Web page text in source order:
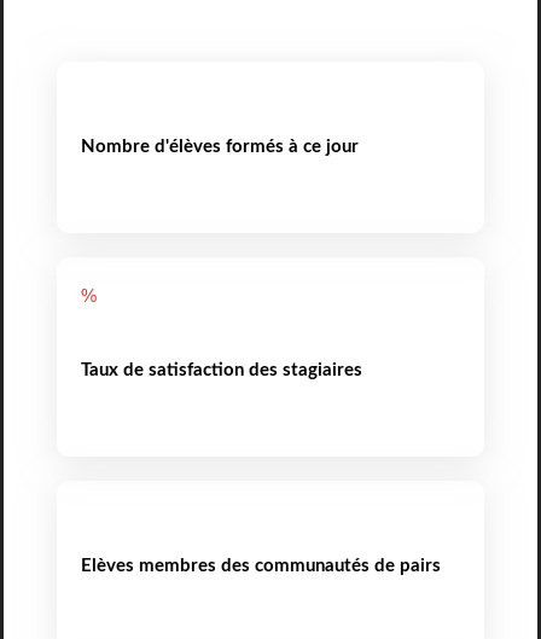
Nombre d'élèves formés à ce jour
%
Taux de satisfaction des stagiaires
Elèves membres des communautés de pairs